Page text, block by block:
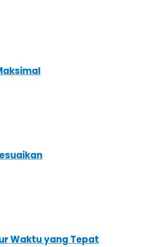
Waktu yang Tepat